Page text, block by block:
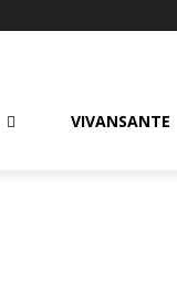
VIVANSANTE